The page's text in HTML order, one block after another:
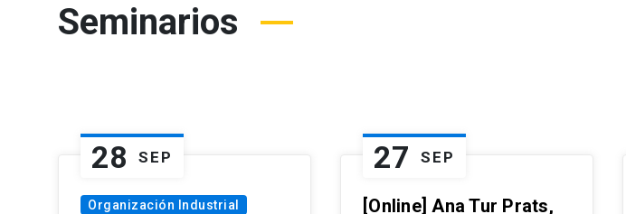
Seminarios
28 SEP
Organización Industrial
27 SEP
[Online] Ana Tur Prats,